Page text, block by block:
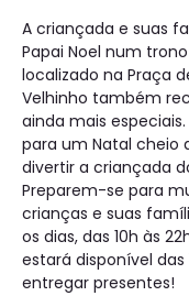
A criançada e suas
Papai Noel num
localizado na Praça
Velhinho também
ainda mais
para um Natal cheio
divertir a criançada
Preparem-se para
crianças e suas
os dias, das 10h às
estará disponível das
entregar presentes!